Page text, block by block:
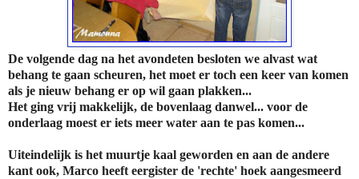
De volgende dag na het avondeten besloten we alvast wat
behang te gaan scheuren, het moet er toch een keer van komen
als je nieuw behang er op wil gaan plakken...
Het ging vrij makkelijk, de bovenlaag danwel... voor de
onderlaag moest er iets meer water aan te pas komen...
Uiteindelijk is het muurtje kaal geworden en aan de andere
kant ook, Marco heeft eergister de 'rechte' hoek aangesmeerd